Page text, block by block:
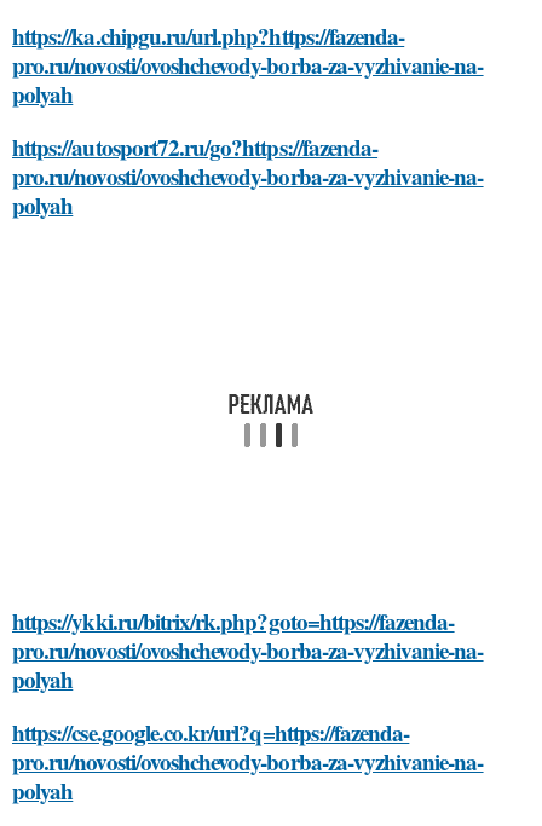
https://ka.chipgu.ru/url.php?https://fazenda-
pro.ru/novosti/ovoshchevody-borba-za-vyzhivanie-na-
polyah
https://autosport72.ru/go?https://fazenda-
pro.ru/novosti/ovoshchevody-borba-za-vyzhivanie-na-
polyah
https://ykki.ru/bitrix/rk.php?goto=https://fazenda-
pro.ru/novosti/ovoshchevody-borba-za-vyzhivanie-na-
polyah
https://cse.google.co.kr/url?q=https://fazenda-
pro.ru/novosti/ovoshchevody-borba-za-vyzhivanie-na-
polyah